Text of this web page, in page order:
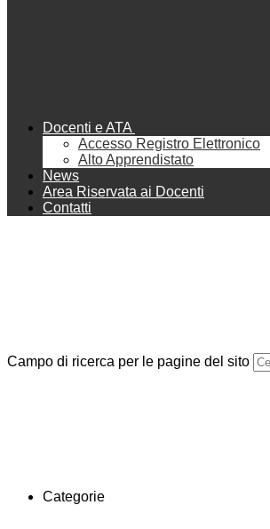
Docenti e ATA
Accesso Registro Elettronico
Alto Apprendistato
News
Area Riservata ai Docenti
Contatti
Campo di ricerca per le pagine del sito
Categorie